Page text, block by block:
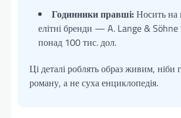
Годинники правші:Носить на
елітні бренди — A. Lange & Söhne
понад 100 тис. дол.
Ці деталі роблять образ живим, ніби
роману, а не суха енциклопедія.